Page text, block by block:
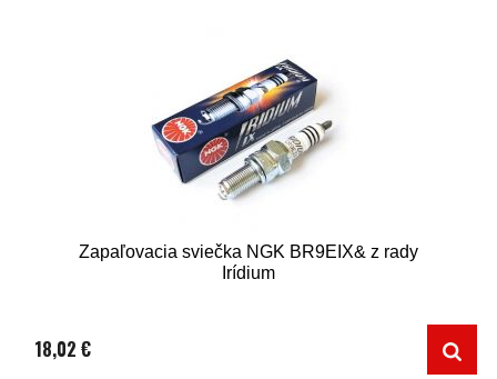
Zapaľovacia sviečka NGK BR9EIX& z rady
Irídium
18,02 €